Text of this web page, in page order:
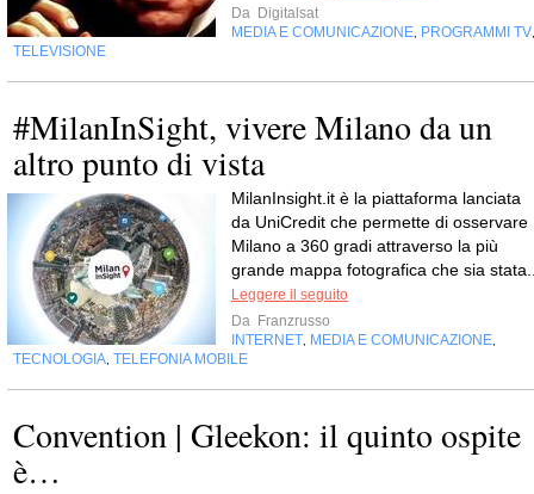
Da Digitalsat
MEDIA E COMUNICAZIONE PROGRAMMI TV
TELEVISIONE
#MilanInSight, vivere Milano da un
altro punto di vista
MilanInsight.it è la piattaforma lanciata
da UniCredit che permette di osservare
Milano a 360 gradi attraverso la più
grande mappa fotografica che sia
Leggere il seguito
Da Franzrusso
INTERNET MEDIA E COMUNICAZIONE
TECNOLOGIA TELEFONIA MOBILE
Convention | Gleekon: il quinto ospite
è…